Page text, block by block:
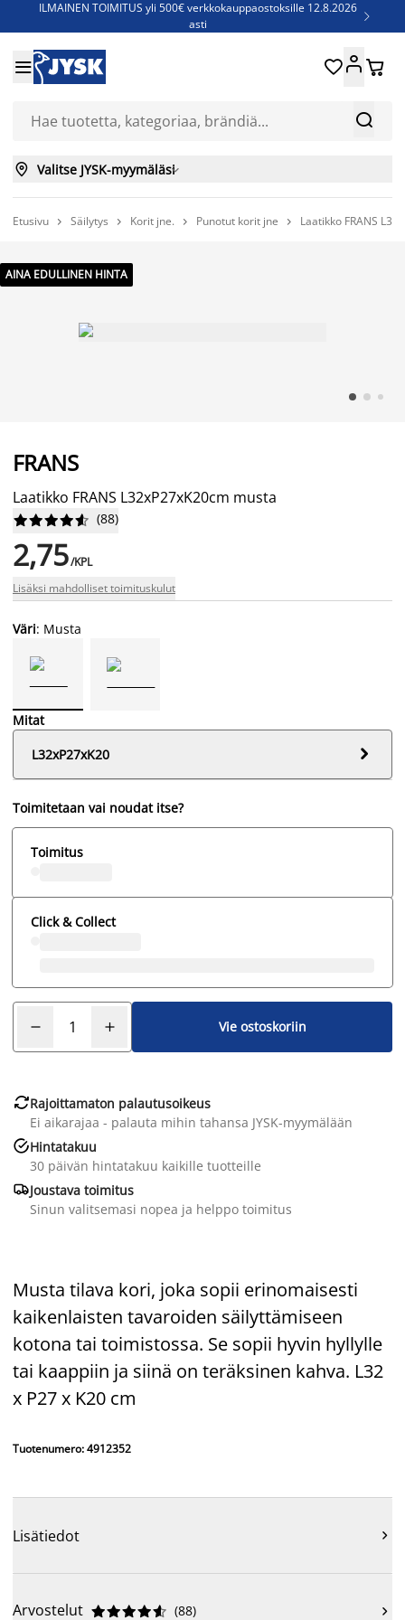
ILMAINEN TOIMITUS yli 500€ verkkokauppaostoksille 12.8.2026
asti

Jenkkisänkyjä - Säästä jopa 60%


 
 Valitse JYSK-myymäläsi
Etusivu  Säilytys  Korit jne.  Punotut korit jne  Laatikko FRANS
AINA EDULLINEN HINTA
FRANS
Laatikko FRANS L32xP27xK20cm musta





 (88)
2,75/KPL
Lisäksi mahdolliset toimituskulut
Väri: Musta
Mitat
L32xP27xK20

Toimitetaan vai noudat itse?
Toimitus
Click & Collect
Vie ostoskoriin
Rajoittamaton palautusoikeus
Ei aikarajaa - palauta mihin tahansa JYSK-myymälään
Hintatakuu
30 päivän hintatakuu kaikille tuotteille
Joustava toimitus
Sinun valitsemasi nopea ja helppo toimitus
Musta tilava kori, joka sopii erinomaisesti
kaikenlaisten tavaroiden säilyttämiseen
kotona tai toimistossa. Se sopii hyvin hyllylle
tai kaappiin ja siinä on teräksinen kahva. L32
x P27 x K20 cm
Tuotenumero: 4912352
Lisätiedot 
Arvostelut 




 (88) 